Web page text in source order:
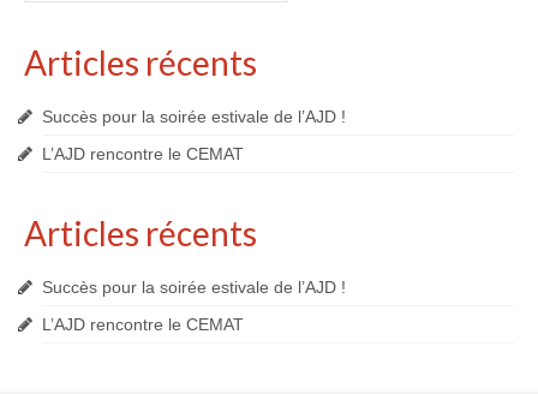
Articles récents
Succès pour la soirée estivale de l’AJD !
L’AJD rencontre le CEMAT
Articles récents
Succès pour la soirée estivale de l’AJD !
L’AJD rencontre le CEMAT